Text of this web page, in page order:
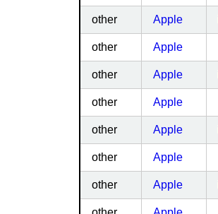
other Apple
other Apple
other Apple
other Apple
other Apple
other Apple
other Apple